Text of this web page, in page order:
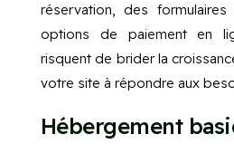
réservation, des
options de paiement en
risquent de brider la
votre site à répondre aux
Hébergement